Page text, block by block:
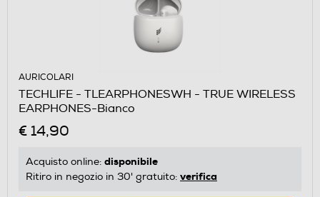
AURICOLARI
TECHLIFE - TLEARPHONESWH - TRUE WIRELESS
EARPHONES-Bianco
€ 14,90
Acquisto online: disponibile
Ritiro in negozio in 30' gratuito: verifica